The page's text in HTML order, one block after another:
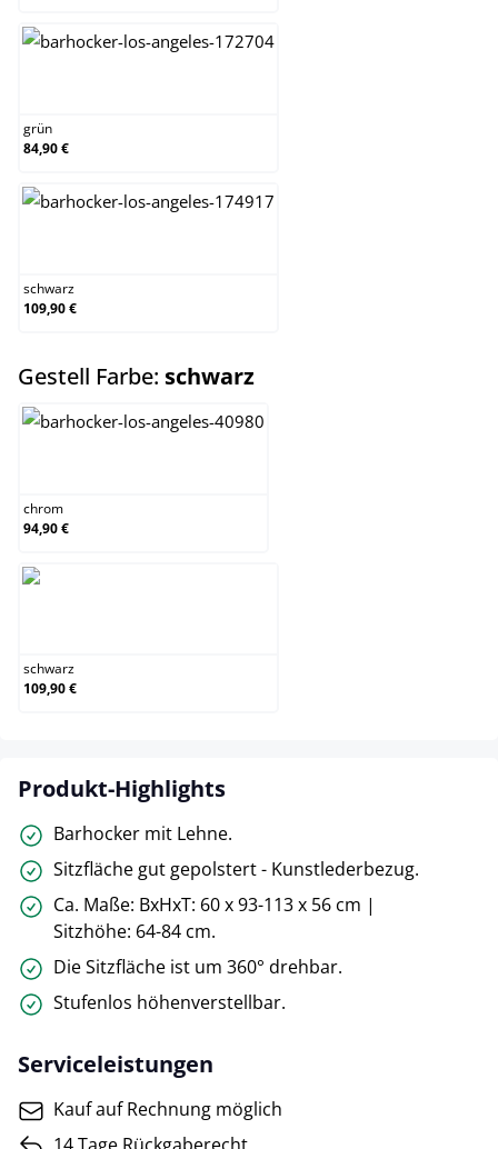
grün
84,90 €
schwarz
109,90 €
Gestell Farbe: schwarzauswählen
chrom
94,90 €
schwarz
109,90 €
Produkt-Highlights
Barhocker mit Lehne.
Sitzfläche gut gepolstert - Kunstlederbezug.
Ca. Maße: BxHxT: 60 x 93-113 x 56 cm |
Sitzhöhe: 64-84 cm.
Die Sitzfläche ist um 360° drehbar.
Stufenlos höhenverstellbar.
Serviceleistungen
Kauf auf Rechnung möglich